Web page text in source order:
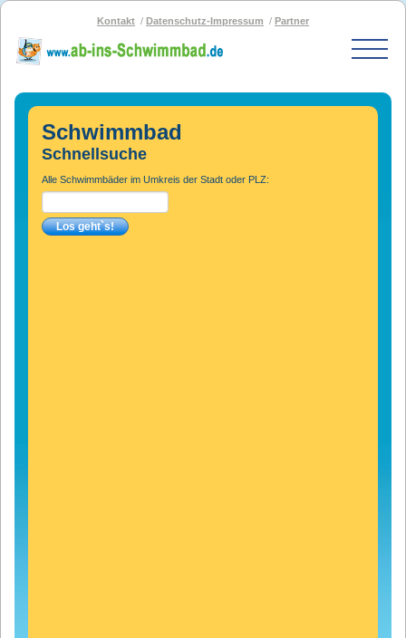
Kontakt Datenschutz-Impressum Partner
Start
Schwimmbad-Karte
Bäder nach PLZ
Bäder nach Stadt
SOS-Schwimmbad
Blog
Schwimmbad
Schnellsuche
Alle Schwimmbäder im Umkreis der Stadt oder PLZ: